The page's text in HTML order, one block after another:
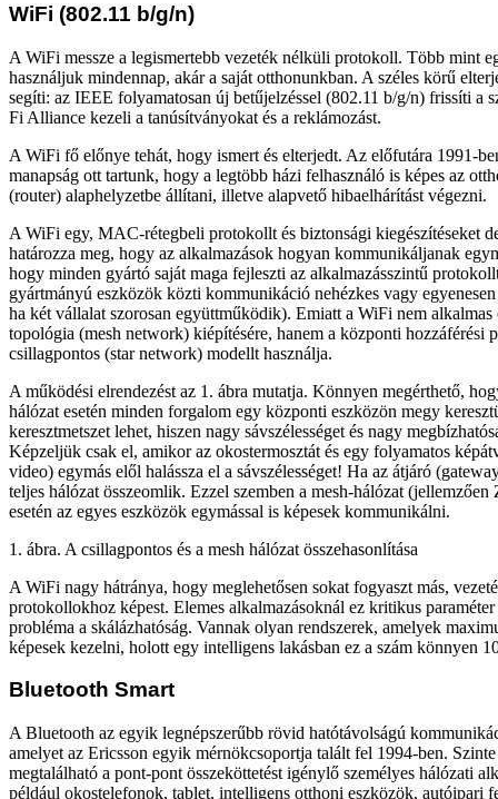
WiFi (802.11 b/g/n)
A WiFi messze a legismertebb vezeték nélküli protokoll. Több mint
használjuk mindennap, akár a saját otthonunkban. A széles körű
segíti: az IEEE folyamatosan új betűjelzéssel (802.11 b/g/n) frissíti a
Fi Alliance kezeli a tanúsítványokat és a reklámozást.
A WiFi fő előnye tehát, hogy ismert és elterjedt. Az előfutára 1991-
manapság ott tartunk, hogy a legtöbb házi felhasználó is képes az
(router) alaphelyzetbe állítani, illetve alapvető hibaelhárítást végezni.
A WiFi egy, MAC-rétegbeli protokollt és biztonsági kiegészítéseket
határozza meg, hogy az alkalmazások hogyan kommunikáljanak
hogy minden gyártó saját maga fejleszti az alkalmazásszintű
gyártmányú eszközök közti kommunikáció nehézkes vagy
ha két vállalat szorosan együttműködik). Emiatt a WiFi nem alkalmas
topológia (mesh network) kiépítésére, hanem a központi hozzáférési
csillagpontos (star network) modellt használja.
A működési elrendezést az 1. ábra mutatja. Könnyen megérthető,
hálózat esetén minden forgalom egy központi eszközön megy
keresztmetszet lehet, hiszen nagy sávszélességet és nagy
Képzeljük csak el, amikor az okostermosztát és egy folyamatos
video) egymás elől halássza el a sávszélességet! Ha az átjáró
teljes hálózat összeomlik. Ezzel szemben a mesh-hálózat (jellemzően
esetén az egyes eszközök egymással is képesek kommunikálni.
1. ábra. A csillagpontos és a mesh hálózat összehasonlítása
A WiFi nagy hátránya, hogy meglehetősen sokat fogyaszt más,
protokollokhoz képest. Elemes alkalmazásoknál ez kritikus
probléma a skálázhatóság. Vannak olyan rendszerek, amelyek
képesek kezelni, holott egy intelligens lakásban ez a szám könnyen
Bluetooth Smart
A Bluetooth az egyik legnépszerűbb rövid hatótávolságú
amelyet az Ericsson egyik mérnökcsoportja talált fel 1994-ben.
megtalálható a pont-pont összeköttetést igénylő személyes hálózati
például okostelefonok, tablet, intelligens otthoni eszközök, autóipari